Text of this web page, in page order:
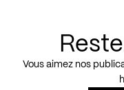
Vous aimez nos